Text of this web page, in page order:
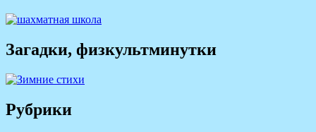
Загадки, физкультминутки
Рубрики